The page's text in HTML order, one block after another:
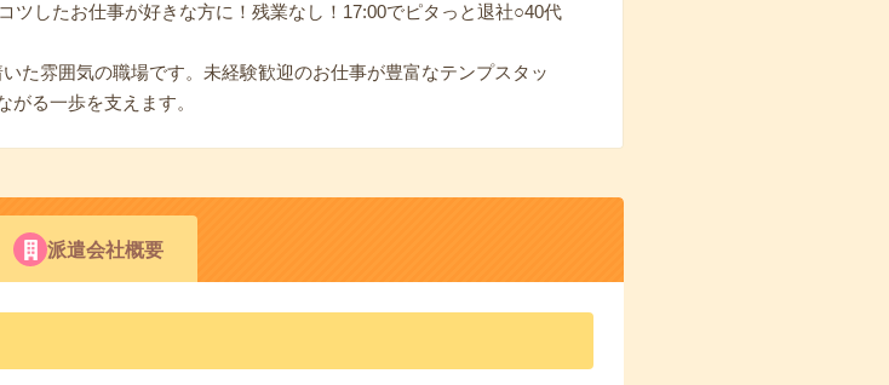
ツしたお仕事が好きな方に！残業なし！17:00でピタっと退社○40代
た雰囲気の職場です。未経験歓迎のお仕事が豊富なテンプスタッ
る一歩を支えます。
派遣会社概要